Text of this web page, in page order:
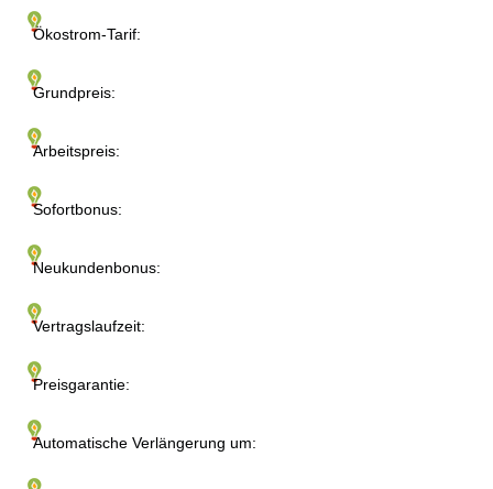
Ökostrom-Tarif:
Grundpreis:
Arbeitspreis:
Sofortbonus:
Neukundenbonus:
Vertragslaufzeit:
Preisgarantie:
Automatische Verlängerung um: